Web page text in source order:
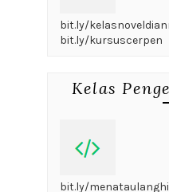
bit.ly/
bit.ly/kursuscerpen
Kelas
bit.ly/